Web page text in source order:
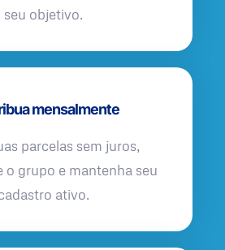
seu objetivo.
mensalmente
parcelas sem juros,
o grupo e mantenha seu
ativo.